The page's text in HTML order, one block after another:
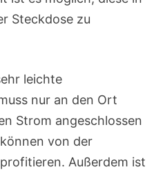
Steckdose zu
leichte
nur an den Ort
Strom angeschlossen
von der
Außerdem ist